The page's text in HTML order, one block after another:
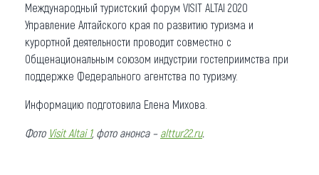
Международный туристский форум VISIT ALTAI 2020
Управление Алтайского края по развитию туризма и
курортной деятельности проводит совместно с
Общенациональным союзом индустрии гостеприимства при
поддержке Федерального агентства по туризму.
Информацию подготовила Елена Михова.
Фото Visit Altai 1, фото анонса – alttur22.ru.